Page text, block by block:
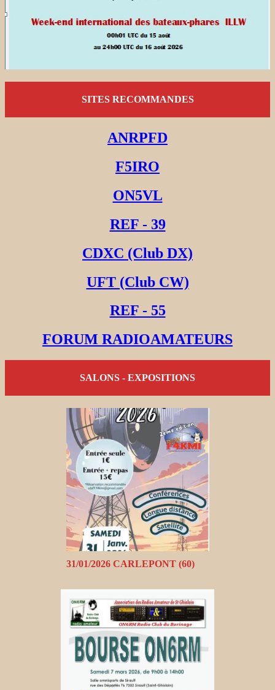
SITES RECOMMANDES
ANRPFD
F5IRO
ON5VL
REF - 39
CDXC (Club DX)
UFT (Club CW)
REF - 55
FORUM RADIOAMATEURS
SALONS - EXPOSITIONS
31/01/2026 CARLEPONT (60)